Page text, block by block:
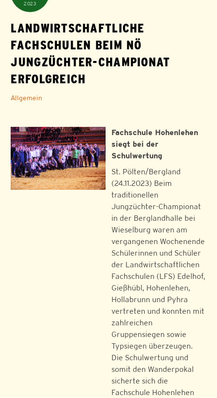
2023
LANDWIRTSCHAFTLICHE
FACHSCHULEN BEIM NÖ
JUNGZÜCHTER-CHAMPIONAT
ERFOLGREICH
Allgemein
Fachschule Hohenlehen
siegt bei der
Schulwertung
St. Pölten/Bergland
(24.11.2023) Beim
traditionellen
Jungzüchter-Championat
in der Berglandhalle bei
Wieselburg waren am
vergangenen Wochenende
Schülerinnen und Schüler
der Landwirtschaftlichen
Fachschulen (LFS) Edelhof,
Gießhübl, Hohenlehen,
Hollabrunn und Pyhra
vertreten und konnten mit
zahlreichen
Gruppensiegen sowie
Typsiegen überzeugen.
Die Schulwertung und
somit den Wanderpokal
sicherte sich die
Fachschule Hohenlehen